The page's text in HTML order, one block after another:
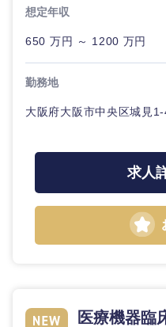
想定年収
650 万円 ～ 1200 万円
勤務地
大阪府大阪市中央区城見
求人
医療機器臨